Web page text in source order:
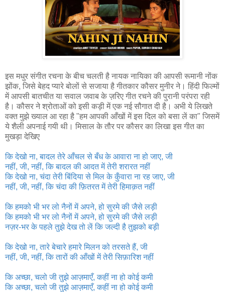
इस मधुर संगीत रचना के बीच चलती है नायक नायिका की आपसी रूमानी नोंक
झोंक, जिसे बेहद प्यारे बोलों से सजाया है गीतकार कौसर मुनीर ने। हिंदी फिल्मों
में आपसी बातचीत या सवाल जवाब के ज़रिए गीत रचने की पुरानी परंपरा रही
है। कौसर ने श्रोताओं को इसी कड़ी में एक नई सौगात दी है। अभी ये लिखते
वक्त मुझे ख्याल आ रहा है "हम आपकी आँखों में इस दिल को बसा लें का" जिसमें
ये शैली अपनाई गयी थी। मिसाल के तौर पर कौसर का लिखा इस गीत का
मुखड़ा देखिए
कि देखो ना, बादल तेरे आँचल से बँध के आवारा ना हो जाए, जी
नहीं, जी, नहीं, कि बादल की आदत में तेरी शरारत नहीं
कि देखो ना, चंदा तेरी बिंदिया से मिल के कुँवारा ना रह जाए, जी
नहीं, जी, नहीं, कि चंदा की फ़ितरत में तेरी हिमाक़त नहीं
कि हमको भी भर लो नैनों में अपने, हो सुरमे की जैसे लड़ी
कि हमको भी भर लो नैनों में अपने, हो सुरमे की जैसे लड़ी
नज़र-भर के पहले तुझे देख तो लें कि जल्दी है तुझको बड़ी
कि देखो ना, तारे बेचारे हमारे मिलन को तरसते हैं, जी
नहीं, जी, नहीं, कि तारों की आँखों में तेरी सिफ़ारिश नहीं
कि अच्छा, चलो जी तुझे आज़माएँ, कहीं ना हो कोई कमी
कि अच्छा, चलो जी तुझे आज़माएँ, कहीं ना हो कोई कमी